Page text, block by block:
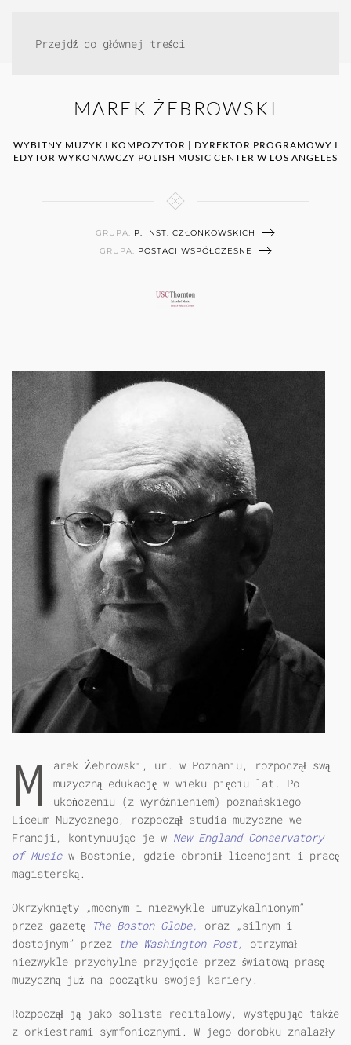
Przejdź do głównej treści
MAREK ŻEBROWSKI
WYBITNY MUZYK I KOMPOZYTOR | DYREKTOR PROGRAMOWY I
EDYTOR WYKONAWCZY POLISH MUSIC CENTER W LOS ANGELES
GRUPA: P. INST. CZŁONKOWSKICH
GRUPA: POSTACI WSPÓŁCZESNE
M
arek Żebrowski, ur. w Poznaniu, rozpoczął swą
muzyczną edukację w wieku pięciu lat. Po
ukończeniu (z wyróżnieniem) poznańskiego
Liceum Muzycznego, rozpoczął studia muzyczne we
Francji, kontynuując je w New England Conservatory
of Musicw Bostonie, gdzie obronił licencjant i pracę
magisterską.
Okrzyknięty „mocnym i niezwykle umuzykalnionym”
przez gazetę The Boston Globe, oraz „silnym i
dostojnym” przez the Washington Post, otrzymał
niezwykle przychylne przyjęcie przez światową prasę
muzyczną już na początku swojej kariery.
Rozpoczął ją jako solista recitalowy, występując także
z orkiestrami symfonicznymi. W jego dorobku znalazły